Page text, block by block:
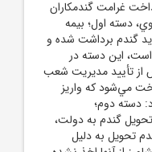
غرامت گندمکاران
دسته اول؛ بيمه‌
گندم برداشت شده و
اين دسته در
از تأييد مديريت شعب
مي‌شود که واريز
دسته دوم؛
تحويل گندم به دولت،
تحويل به دليل